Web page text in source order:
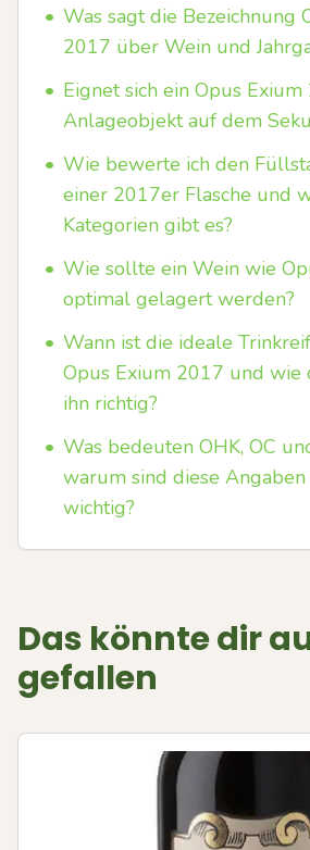
• Was sagt die Bezeichnung
2017 über Wein und
• Eignet sich ein Opus
Anlageobjekt auf dem
• Wie bewerte ich den
einer 2017er Flasche und
Kategorien gibt es?
• Wie sollte ein Wein wie
optimal gelagert werden?
• Wann ist die ideale
Opus Exium 2017 und wie
ihn richtig?
• Was bedeuten OHK, OC
warum sind diese
wichtig?
Das könnte dir
gefallen